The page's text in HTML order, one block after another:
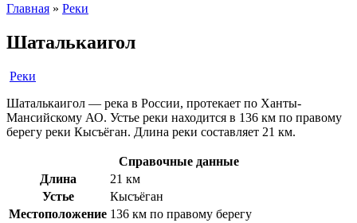
Главная » Реки
Шаталькаигол
Реки
Шаталькаигол — река в России, протекает по Ханты-
Мансийскому АО. Устье реки находится в 136 км по правому
берегу реки Кысъёган. Длина реки составляет 21 км.
Справочные данные
Длина
21 км
Устье
Кысъёган
Местоположение 136 км по правому берегу